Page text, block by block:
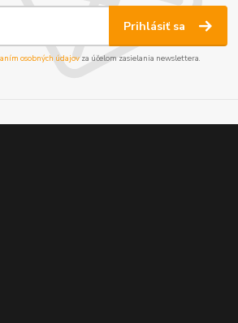
Prihlásiť sa
osobných údajov za účelom zasielania newslettera.